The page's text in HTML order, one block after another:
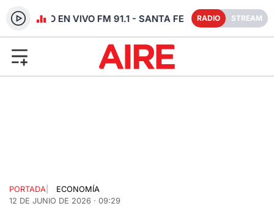
RADIO EN VIVO FM 91.1 - SANTA FE RADIO STREAM
PORTADA
ECONOMÍA
12 DE JUNIO DE 2026 · 09:29